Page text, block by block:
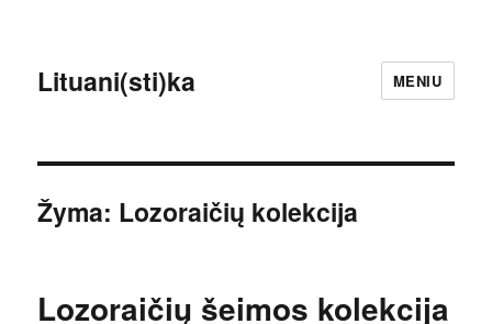
Lituani(sti)ka MENIU
Žyma: Lozoraičių kolekcija
Lozoraičių šeimos kolekcija